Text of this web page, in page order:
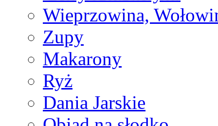
Wieprzowina,
Zupy
Makarony
Ryż
Dania Jarskie